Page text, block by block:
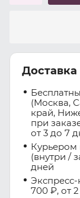
(Москва,
край,
при
от 3 до 7
Курьером
(внутри /
дней
700 ₽, от